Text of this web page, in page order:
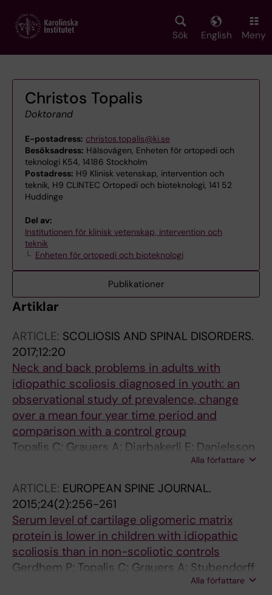
main
Sök English Meny
Christos Topalis
Doktorand
E-postadress: christos.topalis@ki.se
Besöksadress: Hälsovägen, Enheten för ortopedi och
teknologi K54, 14186 Stockholm
Postadress: H9 Klinisk vetenskap, intervention och
teknik, H9 CLINTEC Ortopedi och bioteknologi, 141 52
Huddinge
Del av:
Institutionen för klinisk vetenskap, intervention och
teknik
Enheten för ortopedi och bioteknologi
Publikationer
Artiklar
ARTICLE: SCOLIOSIS AND SPINAL DISORDERS.
2017;12:20
Neck and back problems in adults with
idiopathic scoliosis diagnosed in youth: an
observational study of prevalence, change
over a mean four year time period and
comparison with a control group
Topalis C; Grauers A; Diarbakerli E; Danielsson
Alla författare
ARTICLE: EUROPEAN SPINE JOURNAL.
2015;24(2):256-261
Serum level of cartilage oligomeric matrix
protein is lower in children with idiopathic
scoliosis than in non-scoliotic controls
Gerdhem P; Topalis C; Grauers A; Stubendorff
Alla författare